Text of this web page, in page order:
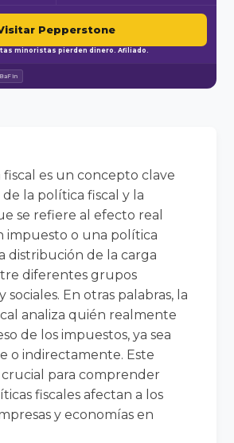
Pepperstone
minoristas pierden dinero. Afiliado.
BaFin
fiscal es un concepto clave
la política fiscal y la
se refiere al efecto real
impuesto o una política
distribución de la carga
diferentes grupos
sociales. En otras palabras, la
analiza quién realmente
de los impuestos, ya sea
o indirectamente. Este
para comprender
fiscales afectan a los
y economías en